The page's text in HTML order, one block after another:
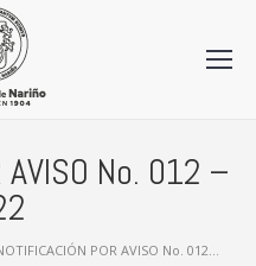
AVISO No. 012 –
POR AVISO No. 012…